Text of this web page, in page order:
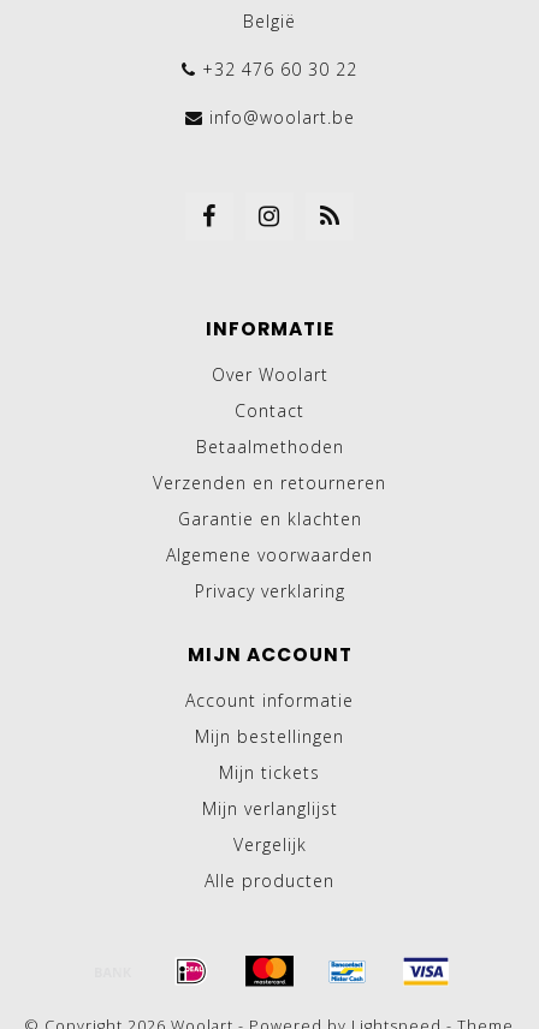
België
+32 476 60 30 22
info@woolart.be
INFORMATIE
Over Woolart
Contact
Betaalmethoden
Verzenden en retourneren
Garantie en klachten
Algemene voorwaarden
Privacy verklaring
MIJN ACCOUNT
Account informatie
Mijn bestellingen
Mijn tickets
Mijn verlanglijst
Vergelijk
Alle producten